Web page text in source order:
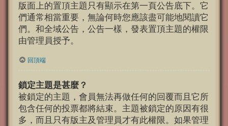
版面上的置頂主題只有顯示在第一頁公告底下。它
們通常相當重要，無論何時您應該盡可能地閱讀它
們。和全域公告，公告一樣，發表置頂主題的權限
由管理員授予。
回頂端
鎖定主題是甚麼？
被鎖定的主題，會員無法再做任何的回覆而且它所
包含任何的投票都將結束。主題被鎖定的原因有很
多，而且只有版主及管理員才有此權限。如果管理